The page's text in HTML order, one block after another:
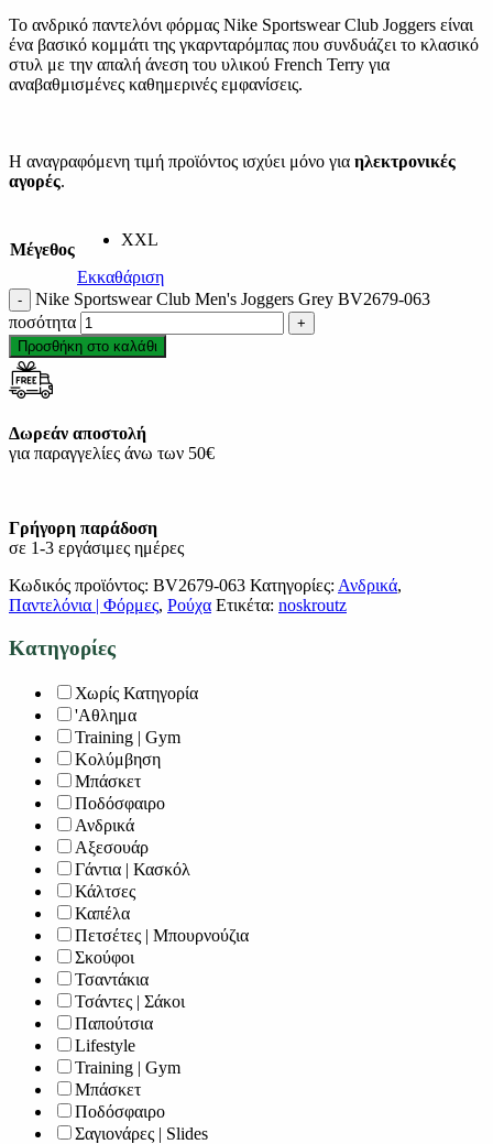
Το ανδρικό παντελόνι φόρμας Nike Sportswear Club Joggers είναι
ένα βασικό κομμάτι της γκαρνταρόμπας που συνδυάζει το κλασικό
στυλ με την απαλή άνεση του υλικού French Terry για
αναβαθμισμένες καθημερινές εμφανίσεις.
Η αναγραφόμενη τιμή προϊόντος ισχύει μόνο για ηλεκτρονικές
αγορές.
Μέγεθος
XXL
Εκκαθάριση
Nike Sportswear Club Men's Joggers Grey BV2679-063
ποσότητα
Προσθήκη στο καλάθι
Δωρεάν αποστολή
για παραγγελίες άνω των 50€
Γρήγορη παράδοση
σε 1-3 εργάσιμες ημέρες
Κωδικός προϊόντος: BV2679-063 Κατηγορίες: Ανδρικά,
Παντελόνια | Φόρμες, Ρούχα Ετικέτα: noskroutz
Κατηγορίες
Χωρίς Κατηγορία
'Αθλημα
Training | Gym
Κολύμβηση
Μπάσκετ
Ποδόσφαιρο
Ανδρικά
Αξεσουάρ
Γάντια | Κασκόλ
Κάλτσες
Καπέλα
Πετσέτες | Μπουρνούζια
Σκούφοι
Τσαντάκια
Τσάντες | Σάκοι
Παπούτσια
Lifestyle
Training | Gym
Μπάσκετ
Ποδόσφαιρο
Σαγιονάρες | Slides